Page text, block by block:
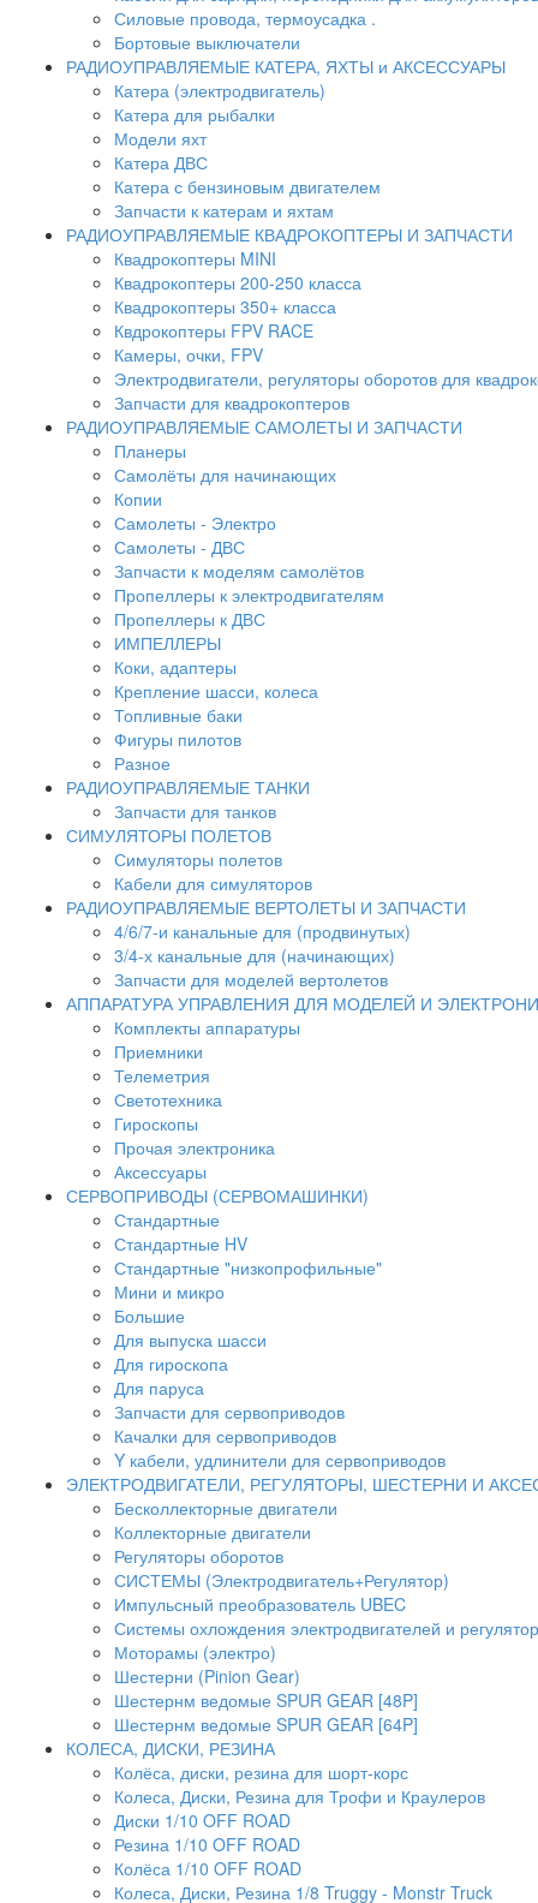
Силовые провода, термоусадка .
Бортовые выключатели
РАДИОУПРАВЛЯЕМЫЕ КАТЕРА, ЯХТЫ и АКСЕССУАРЫ
Катера (электродвигатель)
Катера для рыбалки
Модели яхт
Катера ДВС
Катера с бензиновым двигателем
Запчасти к катерам и яхтам
РАДИОУПРАВЛЯЕМЫЕ КВАДРОКОПТЕРЫ И ЗАПЧАСТИ
Квадрокоптеры MINI
Квадрокоптеры 200-250 класса
Квадрокоптеры 350+ класса
Квдрокоптеры FPV RACE
Камеры, очки, FPV
Электродвигатели, регуляторы оборотов для
Запчасти для квадрокоптеров
РАДИОУПРАВЛЯЕМЫЕ САМОЛЕТЫ И ЗАПЧАСТИ
Планеры
Самолёты для начинающих
Копии
Самолеты - Электро
Самолеты - ДВС
Запчасти к моделям самолётов
Пропеллеры к электродвигателям
Пропеллеры к ДВС
ИМПЕЛЛЕРЫ
Коки, адаптеры
Крепление шасси, колеса
Топливные баки
Фигуры пилотов
Разное
РАДИОУПРАВЛЯЕМЫЕ ТАНКИ
Запчасти для танков
СИМУЛЯТОРЫ ПОЛЕТОВ
Симуляторы полетов
Кабели для симуляторов
РАДИОУПРАВЛЯЕМЫЕ ВЕРТОЛЕТЫ И ЗАПЧАСТИ
4/6/7-и канальные для (продвинутых)
3/4-х канальные для (начинающих)
Запчасти для моделей вертолетов
АППАРАТУРА УПРАВЛЕНИЯ ДЛЯ МОДЕЛЕЙ И
Комплекты аппаратуры
Приемники
Телеметрия
Светотехника
Гироскопы
Прочая электроника
Аксессуары
СЕРВОПРИВОДЫ (СЕРВОМАШИНКИ)
Стандартные
Стандартные HV
Стандартные "низкопрофильные"
Мини и микро
Большие
Для выпуска шасси
Для гироскопа
Для паруса
Запчасти для сервоприводов
Качалки для сервоприводов
Y кабели, удлинители для сервоприводов
ЭЛЕКТРОДВИГАТЕЛИ, РЕГУЛЯТОРЫ, ШЕСТЕРНИ И
Бесколлекторные двигатели
Коллекторные двигатели
Регуляторы оборотов
СИСТЕМЫ (Электродвигатель+Регулятор)
Импульсный преобразователь UBEC
Системы охлождения электродвигателей и
Моторамы (электро)
Шестерни (Pinion Gear)
Шестернм ведомые SPUR GEAR [48P]
Шестернм ведомые SPUR GEAR [64P]
КОЛЕСА, ДИСКИ, РЕЗИНА
Колёса, диски, резина для шорт-корс
Колеса, Диски, Резина для Трофи и Краулеров
Диски 1/10 OFF ROAD
Резина 1/10 OFF ROAD
Колёса 1/10 OFF ROAD
Колеса, Диски, Резина 1/8 Truggy - Monstr Truck